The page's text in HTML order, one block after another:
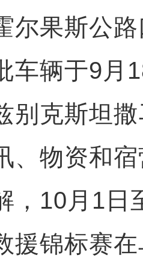
尔果斯公
车辆于9月
别克斯坦
、物资和
10月1日
援锦标赛